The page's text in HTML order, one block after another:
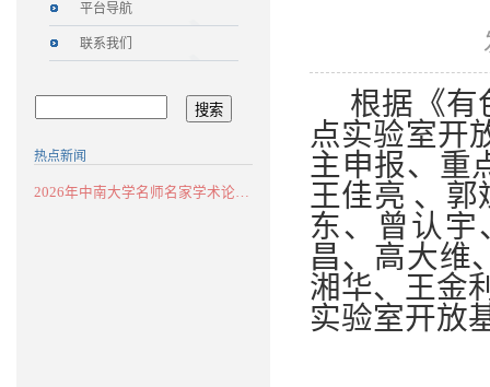
平台导航
联系我们
热点新闻
根据《有
点实验室开
主申报、重
王佳亮 、
东、曾认
昌、高大维
湘华、王金
实验室开放